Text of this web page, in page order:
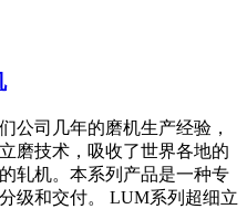
公司几年的磨机生产经验，
磨技术，吸收了世界各地的
轧机。本系列产品是一种专
级和交付。 LUM系列超细立